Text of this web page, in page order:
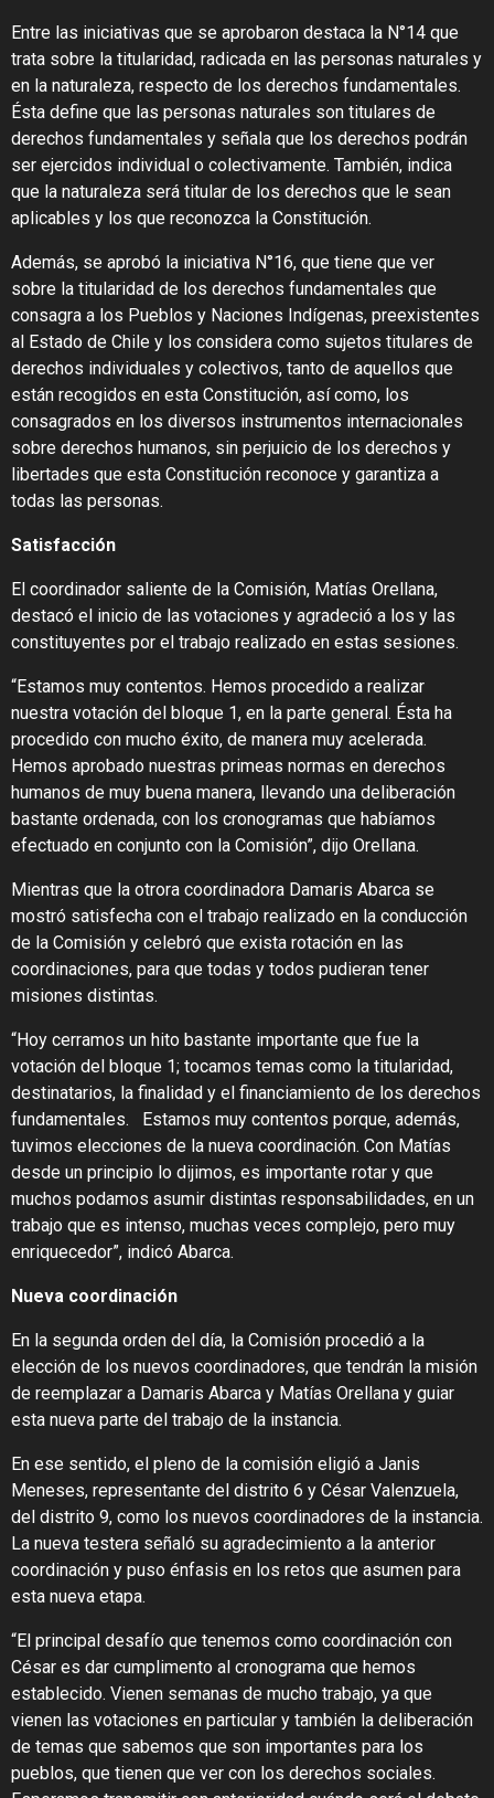
Entre las iniciativas que se aprobaron destaca la N°14 que
trata sobre la titularidad, radicada en las personas naturales y
en la naturaleza, respecto de los derechos fundamentales.
Ésta define que las personas naturales son titulares de
derechos fundamentales y señala que los derechos podrán
ser ejercidos individual o colectivamente. También, indica
que la naturaleza será titular de los derechos que le sean
aplicables y los que reconozca la Constitución.
Además, se aprobó la iniciativa N°16, que tiene que ver
sobre la titularidad de los derechos fundamentales que
consagra a los Pueblos y Naciones Indígenas, preexistentes
al Estado de Chile y los considera como sujetos titulares de
derechos individuales y colectivos, tanto de aquellos que
están recogidos en esta Constitución, así como, los
consagrados en los diversos instrumentos internacionales
sobre derechos humanos, sin perjuicio de los derechos y
libertades que esta Constitución reconoce y garantiza a
todas las personas.
Satisfacción
El coordinador saliente de la Comisión, Matías Orellana,
destacó el inicio de las votaciones y agradeció a los y las
constituyentes por el trabajo realizado en estas sesiones.
“Estamos muy contentos. Hemos procedido a realizar
nuestra votación del bloque 1, en la parte general. Ésta ha
procedido con mucho éxito, de manera muy acelerada.
Hemos aprobado nuestras primeas normas en derechos
humanos de muy buena manera, llevando una deliberación
bastante ordenada, con los cronogramas que habíamos
efectuado en conjunto con la Comisión”, dijo Orellana.
Mientras que la otrora coordinadora Damaris Abarca se
mostró satisfecha con el trabajo realizado en la conducción
de la Comisión y celebró que exista rotación en las
coordinaciones, para que todas y todos pudieran tener
misiones distintas.
“Hoy cerramos un hito bastante importante que fue la
votación del bloque 1; tocamos temas como la titularidad,
destinatarios, la finalidad y el financiamiento de los derechos
fundamentales. Estamos muy contentos porque, además,
tuvimos elecciones de la nueva coordinación. Con Matías
desde un principio lo dijimos, es importante rotar y que
muchos podamos asumir distintas responsabilidades, en un
trabajo que es intenso, muchas veces complejo, pero muy
enriquecedor”, indicó Abarca.
Nueva coordinación
En la segunda orden del día, la Comisión procedió a la
elección de los nuevos coordinadores, que tendrán la misión
de reemplazar a Damaris Abarca y Matías Orellana y guiar
esta nueva parte del trabajo de la instancia.
En ese sentido, el pleno de la comisión eligió a Janis
Meneses, representante del distrito 6 y César Valenzuela,
del distrito 9, como los nuevos coordinadores de la instancia.
La nueva testera señaló su agradecimiento a la anterior
coordinación y puso énfasis en los retos que asumen para
esta nueva etapa.
“El principal desafío que tenemos como coordinación con
César es dar cumplimento al cronograma que hemos
establecido. Vienen semanas de mucho trabajo, ya que
vienen las votaciones en particular y también la deliberación
de temas que sabemos que son importantes para los
pueblos, que tienen que ver con los derechos sociales.